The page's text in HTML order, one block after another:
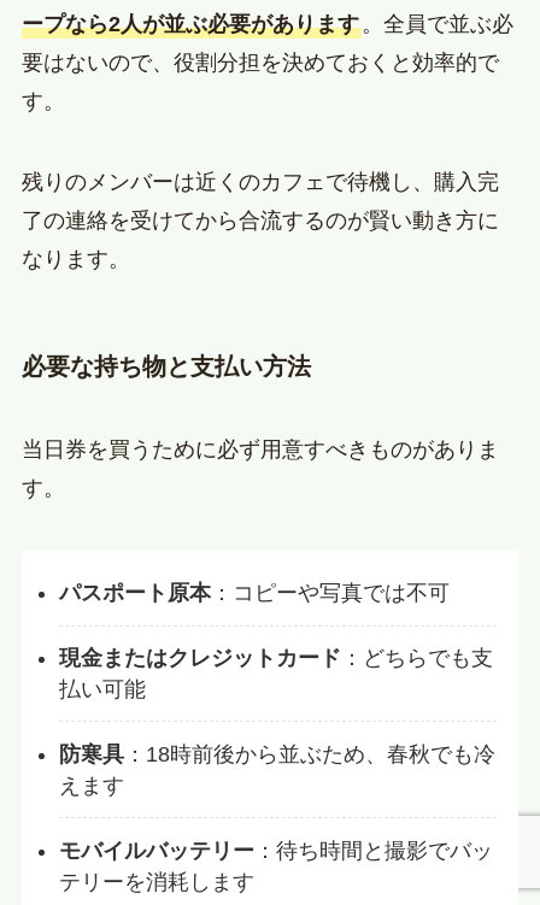
ープなら2人が並ぶ必要があります。全員で並ぶ必
要はないので、役割分担を決めておくと効率的で
す。
残りのメンバーは近くのカフェで待機し、購入完
了の連絡を受けてから合流するのが賢い動き方に
なります。
必要な持ち物と支払い方法
当日券を買うために必ず用意すべきものがありま
す。
パスポート原本：コピーや写真では不可
現金またはクレジットカード ：どちらでも支
払い可能
防寒具 ：18時前後から並ぶため、春秋でも冷
えます
モバイルバッテリー ：待ち時間と撮影でバッ
テリーを消耗します